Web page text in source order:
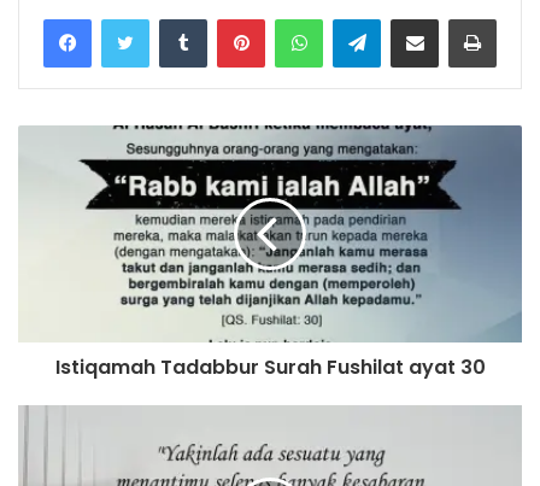
Tumblr PinterestWhatsAppTelegramShare via Email Print
Istiqamah Tadabbur Surah Fushilat ayat 30